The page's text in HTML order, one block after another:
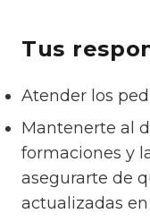
Tus
Atender los
Mantenerte al
formaciones y
asegurarte de
actualizadas